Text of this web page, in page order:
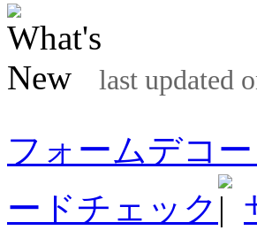
last updated
フォームデコ
ードチェック